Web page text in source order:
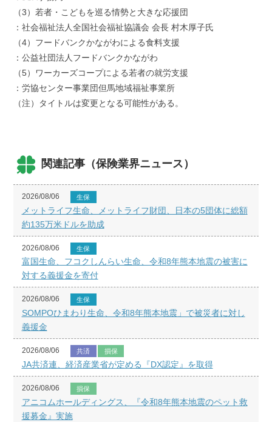
（3）若者・こどもを巡る情勢と大きな応援団
：社会福祉法人全国社会福祉協議会 会長 村木厚子氏
（4）フードバンクかながわによる食料支援
：公益社団法人フードバンクかながわ
（5）ワーカーズコープによる若者の就労支援
：労協センター事業団但馬地域福祉事業所
（注）タイトルは変更となる可能性がある。
関連記事（保険業界ニュース）
2026/08/06 生保
メットライフ生命、メットライフ財団、日本の5団体に総額
約135万米ドルを助成
2026/08/06 生保
富国生命、フコクしんらい生命、令和8年熊本地震の被害に
対する義援金を寄付
2026/08/06 生保
SOMPOひまわり生命、令和8年熊本地震」で被災者に対し
義援金
2026/08/06 共済 損保
JA共済連、経済産業省が定める『DX認定』を取得
2026/08/06 損保
アニコムホールディングス、『令和8年熊本地震のペット救
援募金』実施